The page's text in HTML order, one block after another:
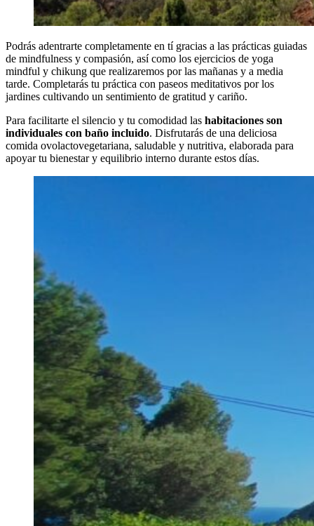
Podrás adentrarte completamente en tí gracias a las prácticas guiadas
de mindfulness y compasión, así como los ejercicios de yoga
mindful y chikung que realizaremos por las mañanas y a media
tarde. Completarás tu práctica con paseos meditativos por los
jardines cultivando un sentimiento de gratitud y cariño.
Para facilitarte el silencio y tu comodidad las habitaciones son
individuales con baño incluido. Disfrutarás de una deliciosa
comida ovolactovegetariana, saludable y nutritiva, elaborada para
apoyar tu bienestar y equilibrio interno durante estos días.